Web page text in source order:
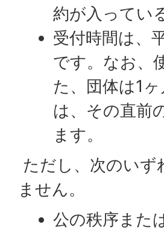
約が入ってい
受付時間は、
です。なお、
た、団体は1
は、その直前
ます。
ただし、次のいず
ません。
公の秩序また